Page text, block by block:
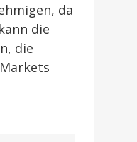
da
die
die